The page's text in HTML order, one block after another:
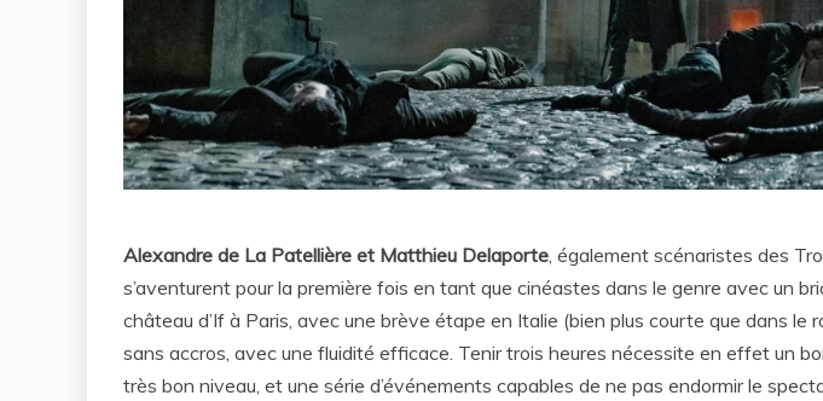
Alexandre de La Patellière et Matthieu Delaporte , également scénaristes des
s’aventurent pour la première fois en tant que cinéastes dans le genre avec un
château d’If à Paris, avec une brève étape en Italie (bien plus courte que dans le
sans accros, avec une fluidité efficace. Tenir trois heures nécessite en effet un
très bon niveau, et une série d’événements capables de ne pas endormir le